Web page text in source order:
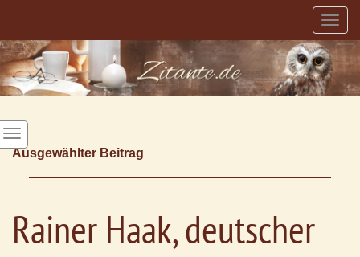
Ausgewählter Beitrag
Rainer Haak, deutscher